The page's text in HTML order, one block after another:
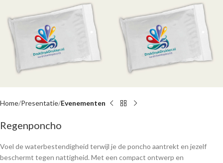
Home Presentatie Evenementen
Regenponcho
Voel de waterbestendigheid terwijl je de poncho aantrekt en jezelf
beschermt tegen nattigheid. Met een compact ontwerp en